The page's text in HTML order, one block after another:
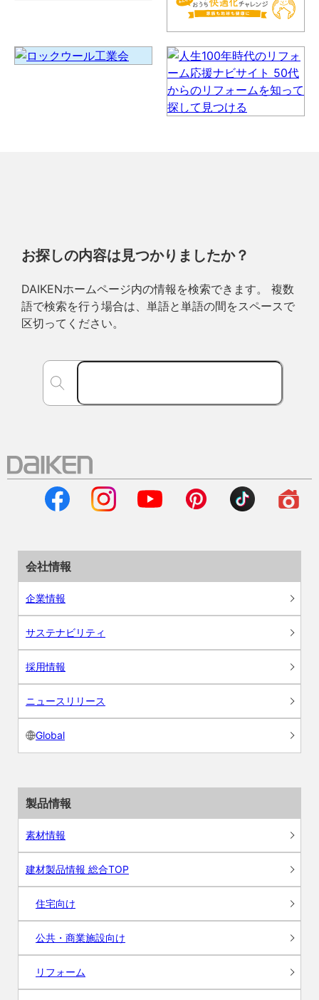
お探しの内容は見つかりましたか？
DAIKENホームページ内の情報を検索できます。 複数
語で検索を行う場合は、単語と単語の間をスペースで
区切ってください。
会社情報
企業情報
サステナビリティ
採用情報
ニュースリリース
Global
製品情報
素材情報
建材製品情報 総合TOP
住宅向け
公共・商業施設向け
リフォーム